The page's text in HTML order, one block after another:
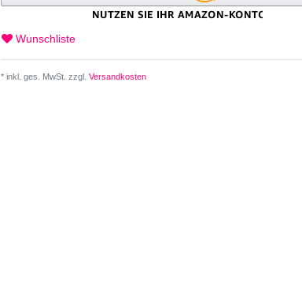
Wunschliste
* inkl. ges. MwSt. zzgl. Versandkosten